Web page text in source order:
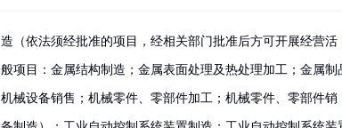
（依法须经批准的项目，经相关部门批准后方可开展经营活
项目：金属结构制造；金属表面处理及热处理加工；金属制
械设备销售；机械零件、零部件加工；机械零件、零部件销